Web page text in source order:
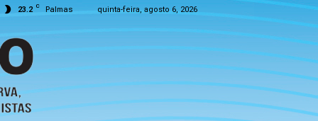
23.2 C Palmas quinta-feira, agosto 6, 2026